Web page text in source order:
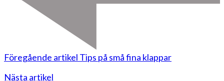
Föregående artikel Tips på små fina klappar
Nästa artikel